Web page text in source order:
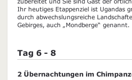
Ihr heutiges Etappenziel ist Ugandas
durch abwechslungsreiche
Gebirges, auch „Mondberge“ genannt.
Tag 6 - 8
2 Übernachtungen im